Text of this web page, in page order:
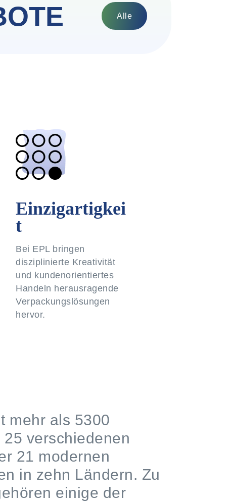
Alle
Einzigartigkei
t
Bei EPL bringen
disziplinierte Kreativität
und kundenorientiertes
Handeln herausragende
Verpackungslösungen
hervor.
mehr als 5300
verschiedenen
21 modernen
in zehn Ländern. Zu
einige der